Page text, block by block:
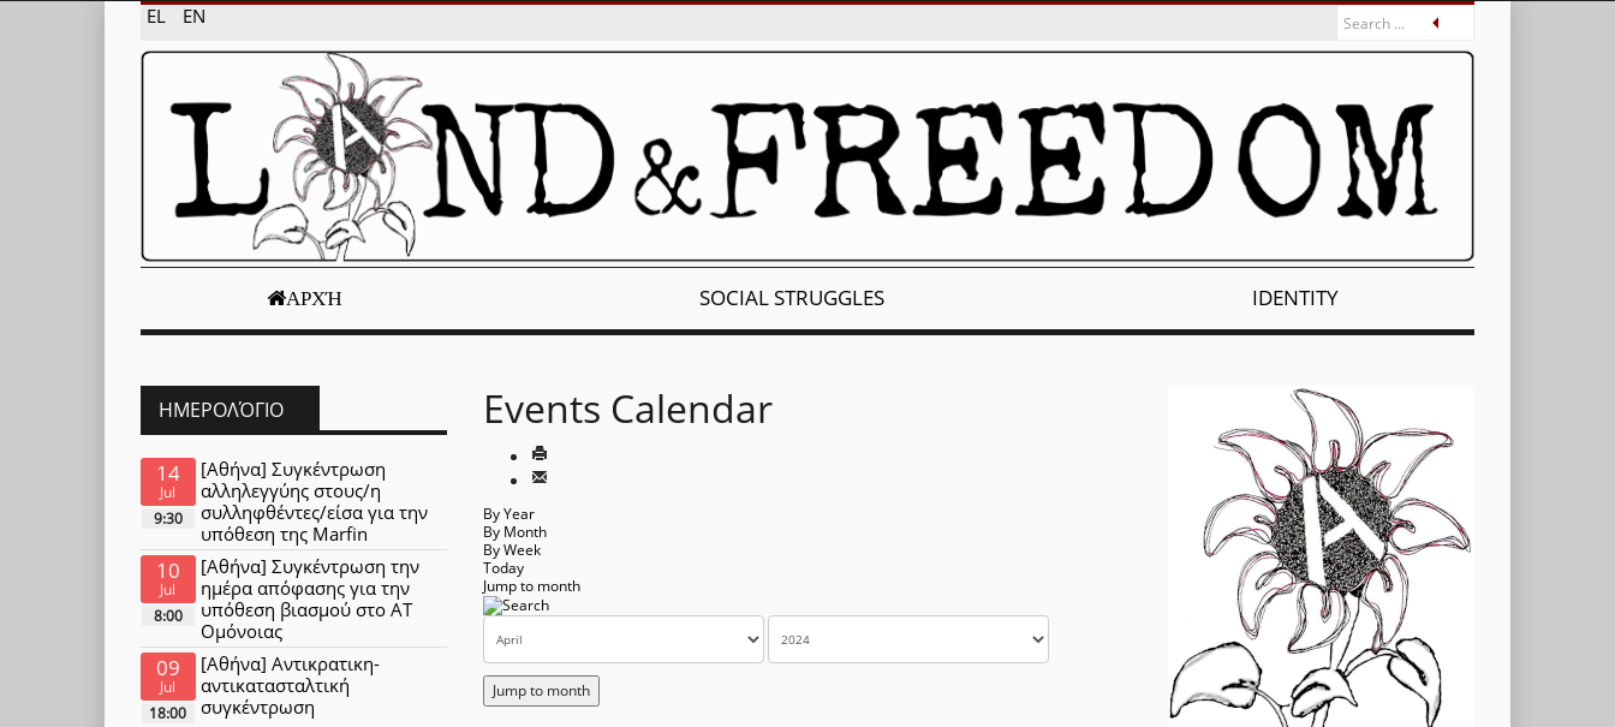
EL EN
ΑΡΧΉ SOCIAL STRUGGLES IDENTITY
Events Calendar
By Year
By Month
By Week
Today
Jump to month
Jump to month
ΗΜΕΡΟΛΌΓΙΟ
14
Jul
9:30
[Αθήνα] Συγκέντρωση
αλληλεγγύης στους/η
συλληφθέντες/είσα για την
υπόθεση της Marfin
10
Jul
8:00
[Αθήνα] Συγκέντρωση την
ημέρα απόφασης για την
υπόθεση βιασμού στο ΑΤ
Ομόνοιας
09
Jul
18:00
[Αθήνα] Αντικρατικη-
αντικατασταλτική
συγκέντρωση